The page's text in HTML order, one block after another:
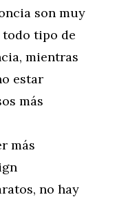
son muy
tipo de
mientras
estar
más
más
no hay